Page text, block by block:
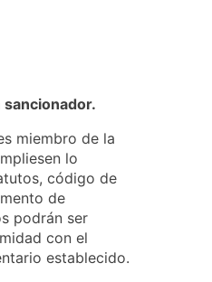
miembro de la
lo
código de
de
podrán ser
con el
establecido.